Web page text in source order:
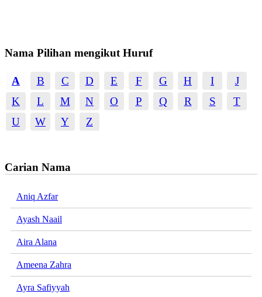
Nama Pilihan mengikut Huruf
A B C D E F G H I
J
K
L M N O P Q R S
T
U
W Y Z
Carian Nama
Aniq Azfar
Ayash Naail
Aira Alana
Ameena Zahra
Ayra Safiyyah